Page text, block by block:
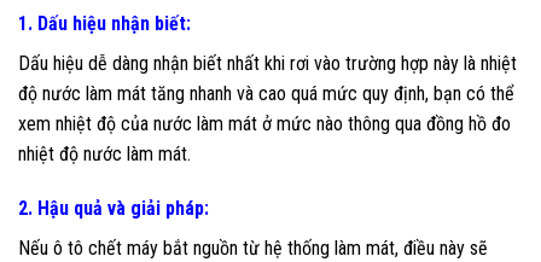
1. Dấu hiệu nhận biết:
Dấu hiệu dễ dàng nhận biết nhất khi rơi vào trường hợp này là nhiệt
độ nước làm mát tăng nhanh và cao quá mức quy định, bạn có thể
xem nhiệt độ của nước làm mát ở mức nào thông qua đồng hồ đo
nhiệt độ nước làm mát.
2. Hậu quả và giải pháp:
Nếu ô tô chết máy bắt nguồn từ hệ thống làm mát, điều này sẽ